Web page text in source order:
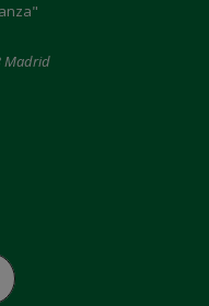
Madrid